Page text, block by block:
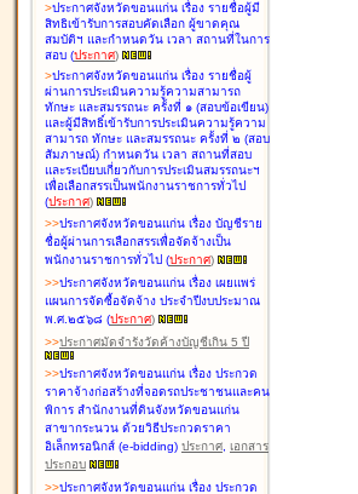
>ประกาศจังหวัดขอนแก่น เรื่อง รายชื่อผู้มี
สิทธิเข้ารับการสอบคัดเลือก ผู้ขาดคุณ
สมบัติฯ และกำหนดวัน เวลา สถานที่ในการ
สอบ (ประกาศ)
>ประกาศจังหวัดขอนแก่น เรื่อง รายชื่อผู้
ผ่านการประเมินความรู้ความสามารถ
ทักษะ และสมรรถนะ ครั้งที่ ๑ (สอบข้อเขียน)
และผู้มีสิทธิ์เข้ารับการประเมินความรู้ความ
สามารถ ทักษะ และสมรรถนะ ครั้งที่ ๒ (สอบ
สัมภาษณ์) กำหนดวัน เวลา สถานที่สอบ
และระเบียบเกี่ยวกับการประเมินสมรรถนะฯ
เพื่อเลือกสรรเป็นพนักงานราชการทั่วไป
(ประกาศ)
>>ประกาศจังหวัดขอนแก่น เรื่อง บัญชีราย
ชื่อผู้ผ่านการเลือกสรรเพื่อจัดจ้างเป็น
พนักงานราชการทั่วไป (ประกาศ)
>>ประกาศจังหวัดขอนแก่น เรื่อง เผยแพร่
แผนการจัดซื้อจัดจ้าง ประจำปีงบประมาณ
พ.ศ.๒๕๖๘ (ประกาศ)
>>ประกาศมัดจำรังวัดค้างบัญชีเกิน 5 ปี
>>ประกาศจังหวัดขอนแก่น เรื่อง ประกวด
ราคาจ้างก่อสร้างที่จอดรถประชาชนและคน
พิการ สำนักงานที่ดินจังหวัดขอนแก่น
สาขากระนวน ด้วยวิธีประกวดราคา
อิเล็กทรอนิกส์ (e-bidding) ประกาศ, เอกสาร
ประกอบ
>>ประกาศจังหวัดขอนแก่น เรื่อง ประกวด